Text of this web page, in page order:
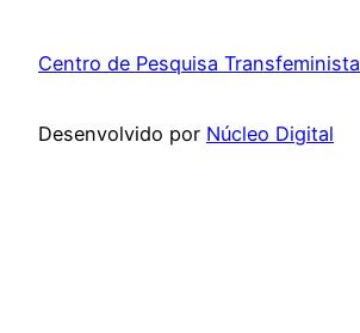
Centro de Pesquisa Transfeminista
Desenvolvido por Núcleo Digital